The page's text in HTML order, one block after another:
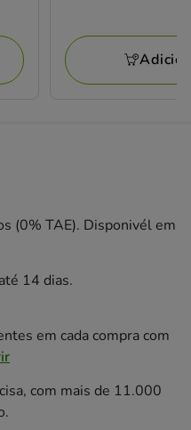
(0% TAE). Disponivél em
14 dias.
em cada compra com
com mais de 11.000